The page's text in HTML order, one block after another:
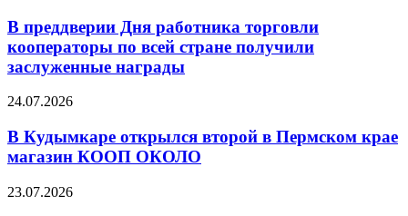
В преддверии Дня работника торговли
кооператоры по всей стране получили
заслуженные награды
24.07.2026
В Кудымкаре открылся второй в Пермском крае
магазин КООП ОКОЛО
23.07.2026